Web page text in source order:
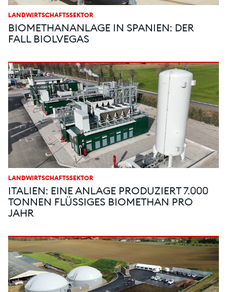
LANDWIRTSCHAFTSSEKTOR
BIOMETHANANLAGE IN SPANIEN: DER
FALL BIOLVEGAS
LANDWIRTSCHAFTSSEKTOR
ITALIEN: EINE ANLAGE PRODUZIERT 7.000
TONNEN FLÜSSIGES BIOMETHAN PRO
JAHR